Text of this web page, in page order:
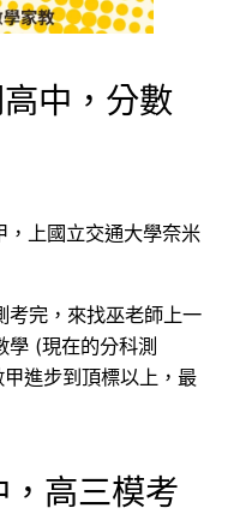
中，分數
，上國立交通大學奈米
考完，來找巫老師上一
學 (現在的分科測
進步到頂標以上，最
高三模考